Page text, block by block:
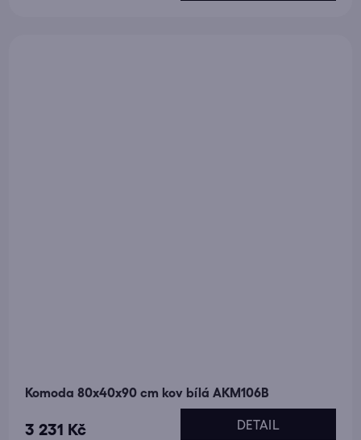
Komoda 80x40x90 cm kov bílá AKM106B
3 231 Kč DETAIL